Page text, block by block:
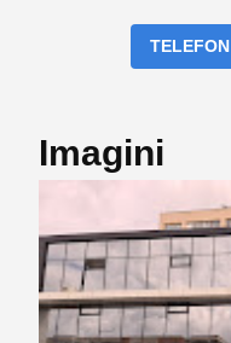
TELEFON
Imagini